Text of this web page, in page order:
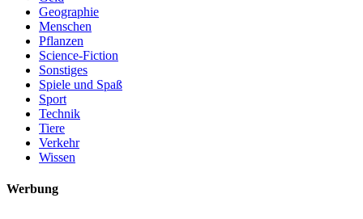
Geographie
Menschen
Pflanzen
Science-Fiction
Sonstiges
Spiele und Spaß
Sport
Technik
Tiere
Verkehr
Wissen
Werbung